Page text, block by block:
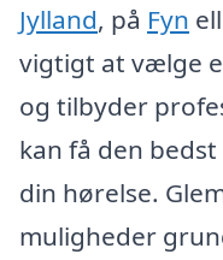
Jylland, på Fyn
vigtigt at vælge
og tilbyder
kan få den
din hørelse.
muligheder